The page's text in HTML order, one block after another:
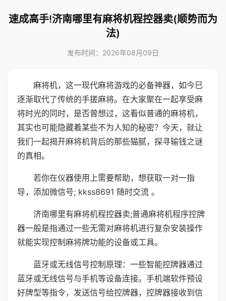
速成高手!济南哪里有麻将机程控器卖(顺势而为
法)
发布时间：2026年08月09日
麻将机，这一现代麻将游戏的必备神器，如今已
逐渐取代了传统的手搓麻将。在大家聚在一起享受麻
将时光的同时，是否曾想过，这看似普通的麻将机，
其实也可能隐藏着某些不为人知的秘密？今天，就让
我们一起揭开麻将机背后的那些猫腻，探寻输钱之谜
的真相。
若你在仪器使用上需要帮助，想获取一对一指
导，添加微信号; kkss8691 随时交流 。
济南哪里有麻将机程控器卖;普通麻将机程序控牌
器一般是指通过一些无需对麻将机进行复杂安装操作
就能实现控制麻将牌功能的设备或工具。
蓝牙或无线信号控制原理：一些智能控牌器通过
蓝牙或无线信号与手机等设备连接。手机端软件预设
好牌型等指令，发送信号给控牌器，控牌器接收到信